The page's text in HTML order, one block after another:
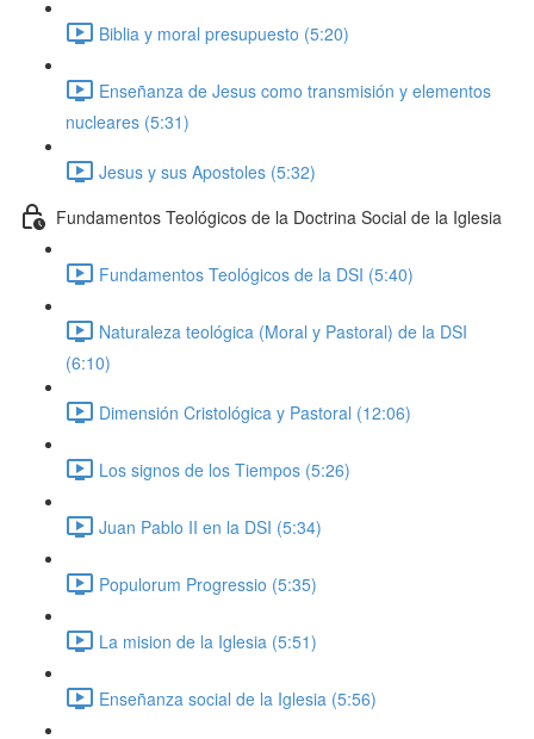
Biblia y moral presupuesto (5:20)
Enseñanza de Jesus como transmisión y elementos
nucleares (5:31)
Jesus y sus Apostoles (5:32)
Fundamentos Teológicos de la Doctrina Social de la Iglesia
Fundamentos Teológicos de la DSI (5:40)
Naturaleza teológica (Moral y Pastoral) de la DSI
(6:10)
Dimensión Cristológica y Pastoral (12:06)
Los signos de los Tiempos (5:26)
Juan Pablo II en la DSI (5:34)
Populorum Progressio (5:35)
La mision de la Iglesia (5:51)
Enseñanza social de la Iglesia (5:56)